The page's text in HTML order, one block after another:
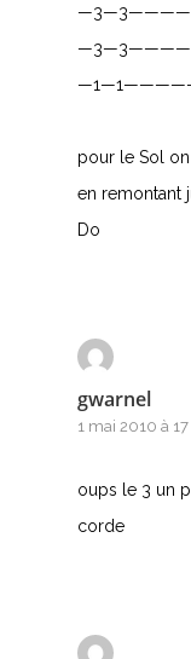
pour le Sol
en remontant
Do
gwarnel
1 mai 2010 à
oups le 3 un
corde